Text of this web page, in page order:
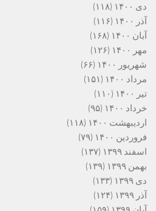
دی ۱۴۰۰
(۱۱۸)
آذر ۱۴۰۰
(۱۱۶)
آبان ۱۴۰۰
(۱۶۸)
مهر ۱۴۰۰
(۱۲۶)
شهریور ۱۴۰۰
(۶۶)
مرداد ۱۴۰۰
(۱۵۱)
تیر ۱۴۰۰
(۱۱۰)
خرداد ۱۴۰۰
(۹۵)
اردیبهشت ۱۴۰۰
(۱۱۸)
فروردین ۱۴۰۰
(۷۹)
اسفند ۱۳۹۹
(۱۳۷)
بهمن ۱۳۹۹
(۱۳۹)
دی ۱۳۹۹
(۱۳۳)
آذر ۱۳۹۹
(۱۲۴)